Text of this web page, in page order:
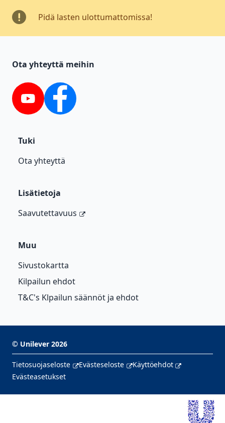
Pidä lasten ulottumattomissa!
Ota yhteyttä meihin
YouTube Facebook
Tuki
Ota yhteyttä
Lisätietoja
Saavutettavuus
Muu
Sivustokartta
Kilpailun ehdot
T&C's Klpailun säännöt ja ehdot
© Unilever 2026
Tietosuojaseloste Evästeseloste
Käyttöehdot
Evästeasetukset